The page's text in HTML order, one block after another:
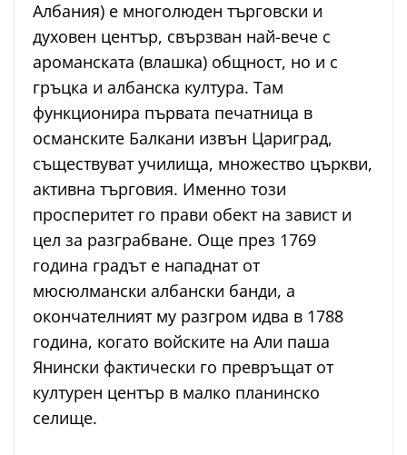
Албания) е многолюден търговски и
духовен център, свързван най-вече с
ароманската (влашка) общност, но и с
гръцка и албанска култура. Там
функционира първата печатница в
османските Балкани извън Цариград,
съществуват училища, множество църкви,
активна търговия. Именно този
просперитет го прави обект на завист и
цел за разграбване. Още през 1769
година градът е нападнат от
мюсюлмански албански банди, а
окончателният му разгром идва в 1788
година, когато войските на Али паша
Янински фактически го превръщат от
културен център в малко планинско
селище.